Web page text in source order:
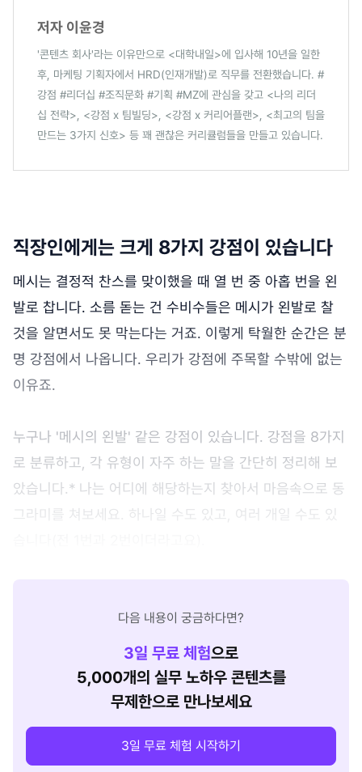
저자 이윤경
'콘텐츠 회사'라는 이유만으로 <대학내일>에 입사해 10년을 일한
후, 마케팅 기획자에서 HRD(인재개발)로 직무를 전환했습니다. #
강점 #리더십 #조직문화 #기획 #MZ에 관심을 갖고 <나의 리더
십 전략>, <강점 x 팀빌딩>, <강점 x 커리어플랜>, <최고의 팀을
만드는 3가지 신호> 등 꽤 괜찮은 커리큘럼들을 만들고 있습니다.
직장인에게는 크게 8가지 강점이 있습니다
메시는 결정적 찬스를 맞이했을 때 열 번 중 아홉 번을 왼
발로 찹니다. 소름 돋는 건 수비수들은 메시가 왼발로 찰
것을 알면서도 못 막는다는 거죠. 이렇게 탁월한 순간은 분
명 강점에서 나옵니다. 우리가 강점에 주목할 수밖에 없는
이유죠.
누구나 '메시의 왼발' 같은 강점이 있습니다. 강점을 8가지
로 분류하고, 각 유형이 자주 하는 말을 간단히 정리해 보
았습니다.* 나는 어디에 해당하는지 찾아서 마음속으로 동
그라미를 쳐보세요. 하나일 수도 있고, 여러 개일 수도 있
다음 내용이 궁금하다면?
3일 무료 체험으로
5,000개의 실무 노하우 콘텐츠를
무제한으로 만나보세요
3일 무료 체험 시작하기